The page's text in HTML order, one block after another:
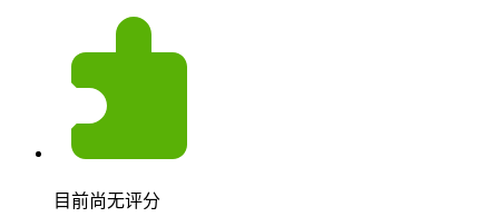
目前尚无评分